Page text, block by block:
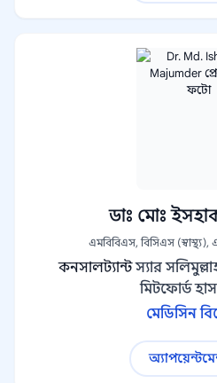
ডাঃ মোঃ
এমবিবিএস, বিসিএস
কনসালট্যান্ট স্যার
মিটফোর্ড
মেডিসিন